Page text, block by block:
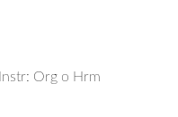
Org o Hrm